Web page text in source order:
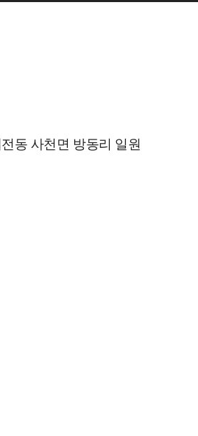
동 사천면 방동리 일원